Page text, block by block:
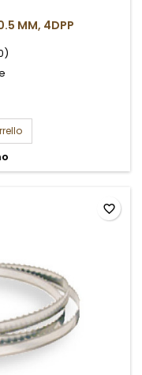
MM, 4DPP
favorite_border